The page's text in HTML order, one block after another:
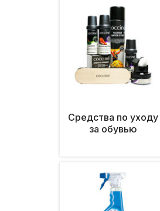
Средства по уходу
за обувью